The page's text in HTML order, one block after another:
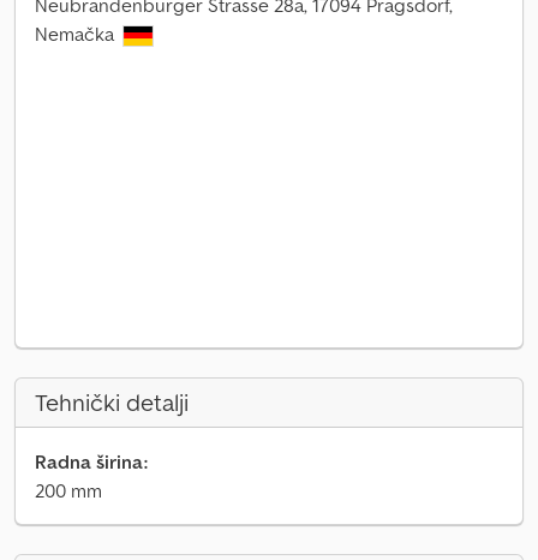
Neubrandenburger Strasse 28a, 17094 Pragsdorf,
Nemačka
Tehnički detalji
Radna širina:
200 mm